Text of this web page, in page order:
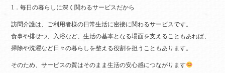
1．毎日の暮らしに深く関わるサービスだから
訪問介護は、ご利用者様の日常生活に密接に関わるサービスです。
食事や排せつ、入浴など、生活の基本となる場面を支えることもあれば、
掃除や洗濯など日々の暮らしを整える役割を担うこともあります。
そのため、サービスの質はそのまま生活の安心感につながります